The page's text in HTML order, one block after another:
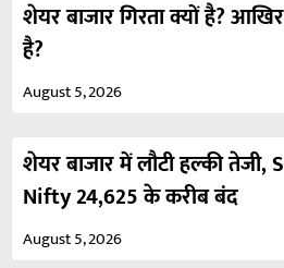
शेयर बाजार गिरता क्यों है?
है?
August 5, 2026
शेयर बाजार में लौटी हल्की
Nifty 24,625 के करीब बंद
August 5, 2026